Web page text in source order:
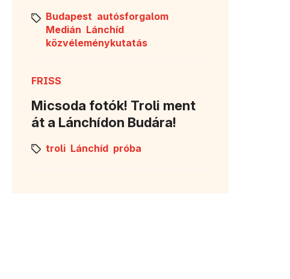
Budapest autósforgalom
Medián Lánchíd
közvéleménykutatás
FRISS
Micsoda fotók! Troli ment
át a Lánchídon Budára!
troli Lánchíd próba